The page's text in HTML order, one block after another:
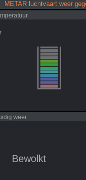
METAR luchtvaart weer
weer
Bewolkt